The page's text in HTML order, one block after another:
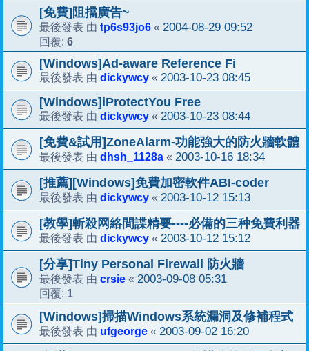
[免費]阻擋廣告~
最後發表 由 tp6s93jo6 « 2004-08-29 09:52
回覆: 6
[Windows]Ad-aware Reference Fi
最後發表 由 dickywcy « 2003-10-23 08:45
[Windows]iProtectYou Free
最後發表 由 dickywcy « 2003-10-23 08:44
[免費&試用]ZoneAlarm-功能強大的防火牆軟體
最後發表 由 dhsh_1128a « 2003-10-16 18:34
[推薦][Windows]免費加密軟件ABI-coder
最後發表 由 dickywcy « 2003-10-12 15:13
[教學]斬殺网絡間諜精要----必備的三种免費利器
最後發表 由 dickywcy « 2003-10-12 15:12
[分享]Tiny Personal Firewall 防火牆
最後發表 由 crsie « 2003-09-08 05:31
回覆: 1
[Windows]掃描Windows系統漏洞及修補程式
最後發表 由 ufgeorge « 2003-09-02 16:20